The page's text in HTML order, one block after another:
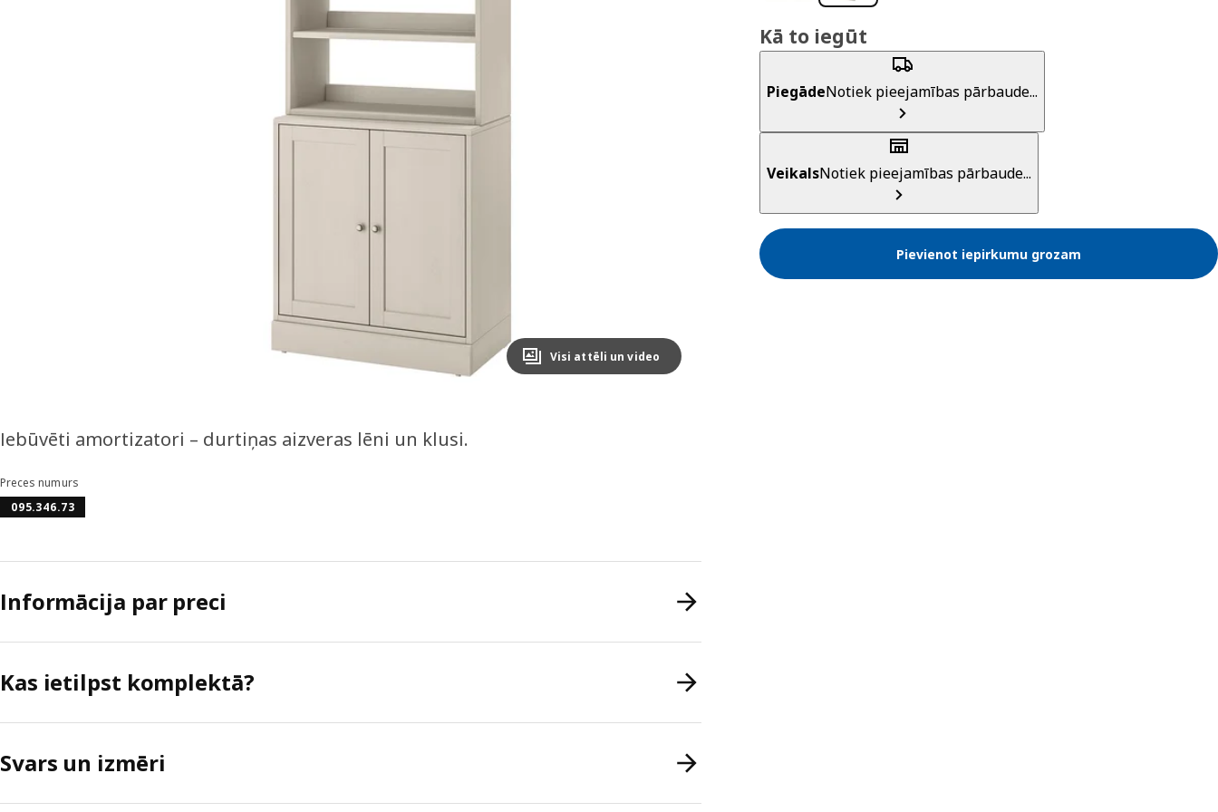
Visi attēli un video
Kā to iegūt
PiegādeNotiek pieejamības pārbaude...
VeikalsNotiek pieejamības pārbaude...
Pievienot iepirkumu grozam
Iebūvēti amortizatori – durtiņas aizveras lēni un klusi.
Preces numurs
095.346.73
Informācija par preci
Kas ietilpst komplektā?
Svars un izmēri